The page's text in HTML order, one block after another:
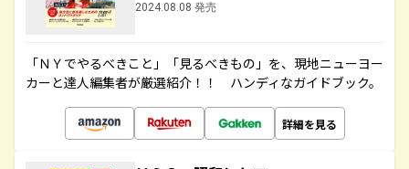
2024.08.08 発売
「ＮＹでやるべきこと」「見るべきもの」を、現地ニューヨー
カーと達人編集者が厳選紹介！！ ハンディなガイドブック。
詳細を見る